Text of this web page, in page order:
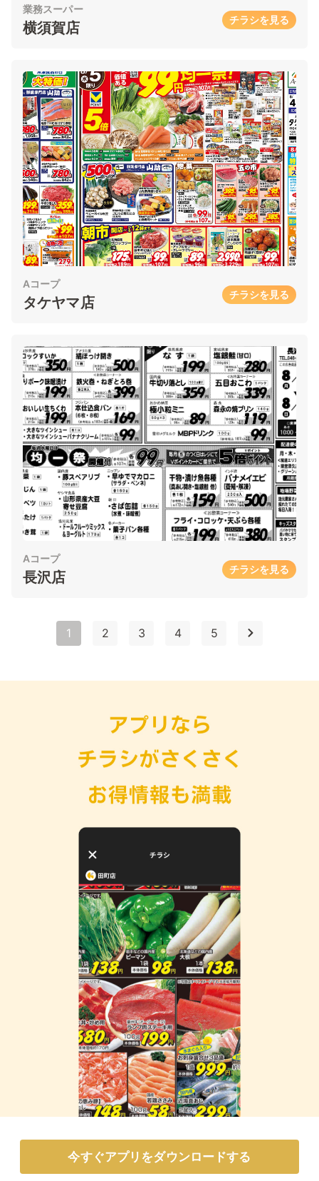
業務スーパー
横須賀店 チラシを見る
Aコープ
タケヤマ店 チラシを見る
Aコープ
長沢店 チラシを見る
1 2 3 4 5
今すぐアプリをダウンロードする